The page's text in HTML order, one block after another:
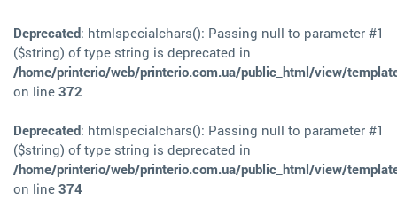
Deprecated: htmlspecialchars(): Passing null to parameter #1
($string) of type string is deprecated in
/home/printerio/web/printerio.com.ua/public_html/view/
on line 372
Deprecated: htmlspecialchars(): Passing null to parameter #1
($string) of type string is deprecated in
/home/printerio/web/printerio.com.ua/public_html/view/
on line 374